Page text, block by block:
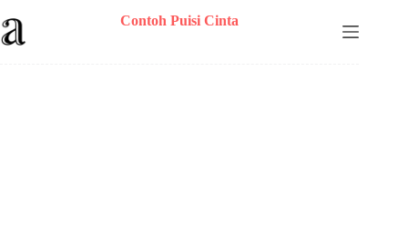
to
content
Contoh Puisi Cinta